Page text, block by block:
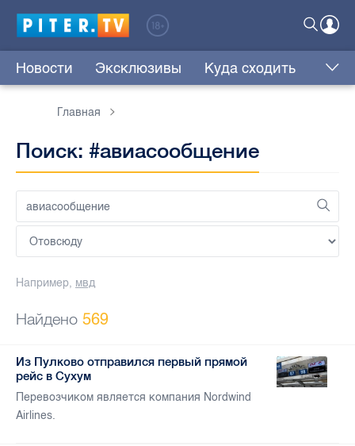
Новости Эксклюзивы Куда сходить
Главная
Поиск: #авиасообщение
Например, мвд
Найдено 569
Из Пулково отправился первый прямой
рейс в Сухум
Перевозчиком является компания Nordwind
Airlines.